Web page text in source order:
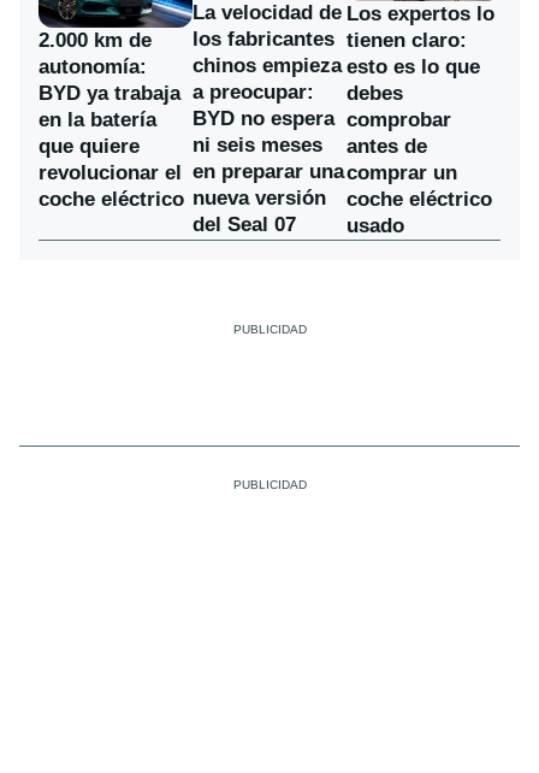
2.000 km de
autonomía:
BYD ya trabaja
en la batería
que quiere
revolucionar el
coche eléctrico
La velocidad de
los fabricantes
chinos empieza
a preocupar:
BYD no espera
ni seis meses
en preparar una
nueva versión
del Seal 07
Los expertos lo
tienen claro:
esto es lo que
debes
comprobar
antes de
comprar un
coche eléctrico
usado